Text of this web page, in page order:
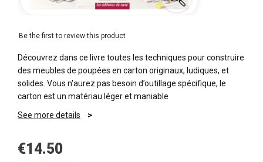
Be the first to review this product
Découvrez dans ce livre toutes les techniques pour construire
des meubles de poupées en carton originaux, ludiques, et
solides. Vous n'aurez pas besoin d’outillage spécifique, le
carton est un matériau léger et maniable
See more details
€14.50